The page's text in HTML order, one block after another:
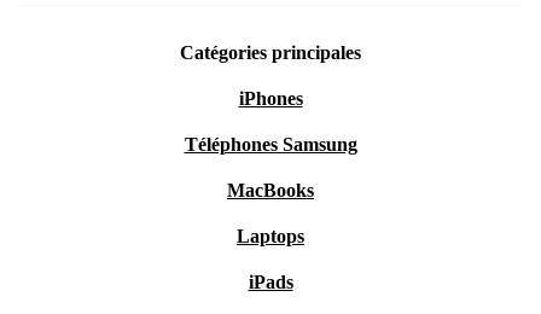
Catégories principales
iPhones
Téléphones Samsung
MacBooks
Laptops
iPads